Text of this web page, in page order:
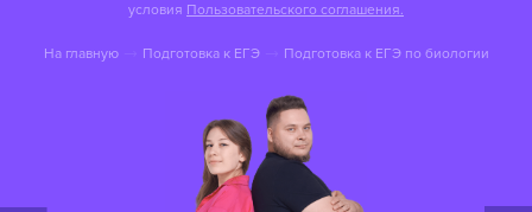
условия Пользовательского соглашения.
На главную Подготовка к ЕГЭ Подготовка к ЕГЭ по биологии